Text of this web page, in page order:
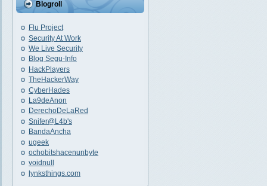
Blogroll
Flu Project
Security At Work
We Live Security
Blog Segu-Info
HackPlayers
TheHackerWay
CyberHades
La9deAnon
DerechoDeLaRed
Snifer@L4b's
BandaAncha
ugeek
ochobitshacenunbyte
voidnull
lynksthings.com